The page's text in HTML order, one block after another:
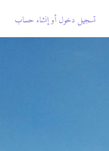
تسجيل دخول أوإنشاء حساب